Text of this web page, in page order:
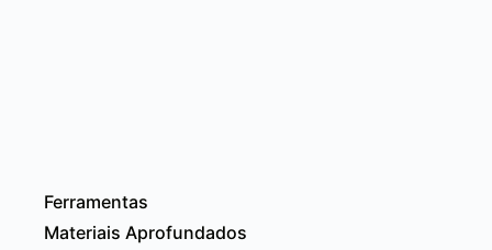
Ferramentas
Materiais Aprofundados